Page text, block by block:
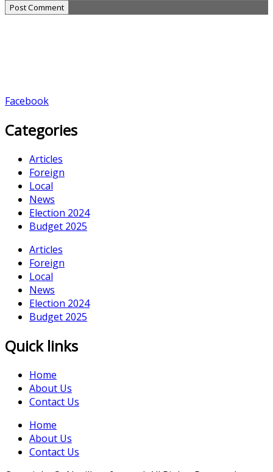
Facebook
Categories
Articles
Foreign
Local
News
Election 2024
Budget 2025
Articles
Foreign
Local
News
Election 2024
Budget 2025
Quick links
Home
About Us
Contact Us
Home
About Us
Contact Us